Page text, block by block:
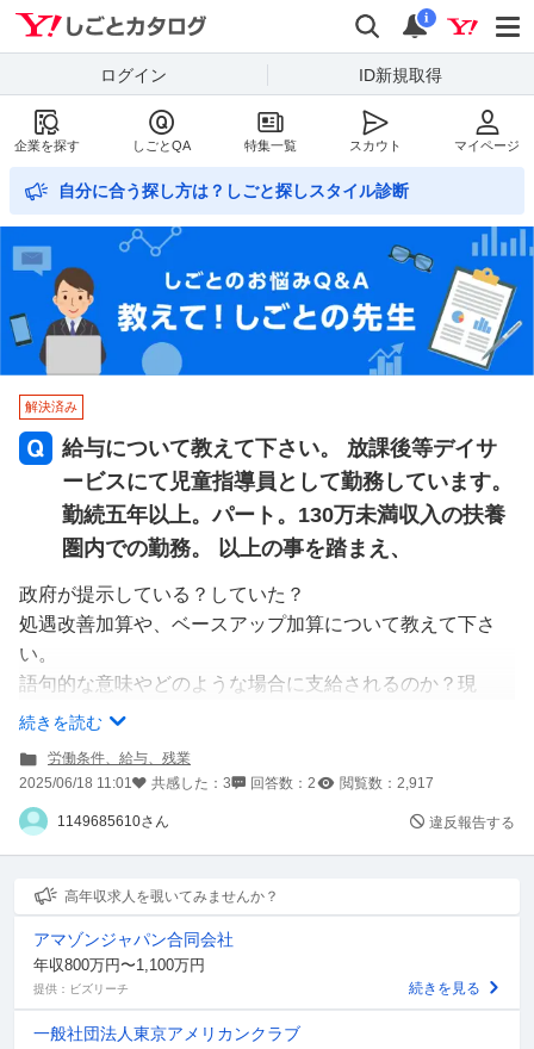
Yahoo!しごとカタログ
検索
通知
i
ログイン ID新規取得
企業を探す しごとQA 特集一覧 スカウト マイページ
自分に合う探し方は？しごと探しスタイル診断
解決済み
給与について教えて下さい。 放課後等デイサ
ービスにて児童指導員として勤務しています。
勤続五年以上。パート。130万未満収入の扶養
圏内での勤務。 以上の事を踏まえ、
政府が提示している？していた？
処遇改善加算や、ベースアップ加算について教えて下さ
い。
語句的な意味やどのような場合に支給されるのか？現
2025年度は、どうなのか？
基本的にわからないので、細かく教えていただきたいで
す。
実績として2024年にベースアップ加算としての給与及び
処遇改善加算ありですが、
現在は、ベースアップ加算の記載がありません。制度的な
観点ですか？会社として？
わからない事ばかりで申し訳ないです。
続きを読む
労働条件、給与、残業
2025/06/18 11:01
共感した： 3 回答数： 2 閲覧数： 2,917
1149685610さん 違反報告する
高年収求人を覗いてみませんか？
アマゾンジャパン合同会社
年収800万円〜1,100万円
提供：ビズリーチ 続きを見る
一般社団法人東京アメリカンクラブ